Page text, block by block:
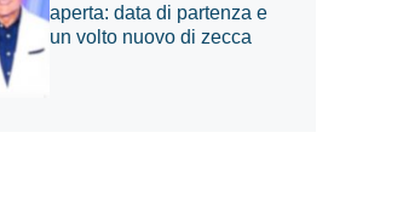
aperta: data di partenza e
un volto nuovo di zecca